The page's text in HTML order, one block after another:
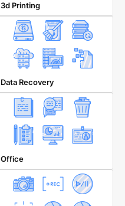
3d Printing
Data Recovery
Office